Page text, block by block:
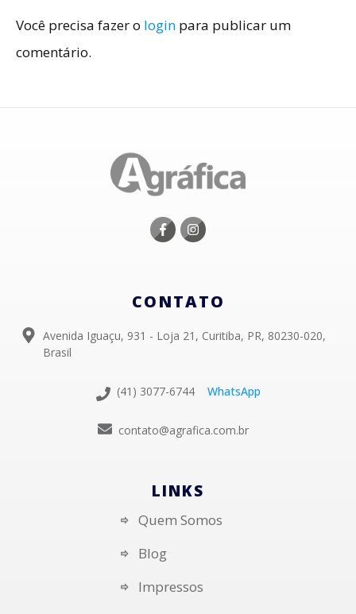
Você precisa fazer o login para publicar um
comentário.
CONTATO
Avenida Iguaçu, 931 - Loja 21, Curitiba, PR, 80230-020,
Brasil
(41) 3077-6744 WhatsApp
contato@agrafica.com.br
LINKS
Quem Somos
Blog
Impressos